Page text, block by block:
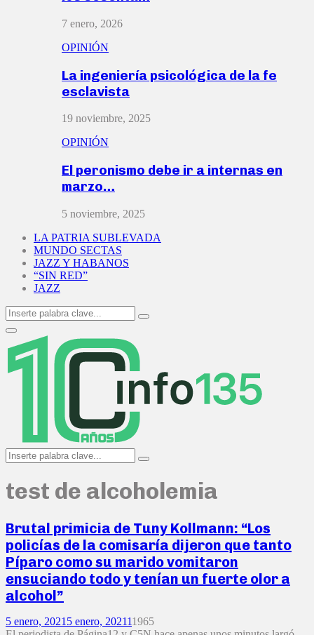
7 enero, 2026
OPINIÓN
La ingeniería psicológica de la fe
esclavista
19 noviembre, 2025
OPINIÓN
El peronismo debe ir a internas en
marzo…
5 noviembre, 2025
LA PATRIA SUBLEVADA
MUNDO SECTAS
JAZZ Y HABANOS
“SIN RED”
JAZZ
Search
for:
Search
Primary
Menu
Search
for:
Search
test de alcoholemia
Brutal primicia de Tuny Kollmann: “Los
policías de la comisaría dijeron que tanto
Píparo como su marido vomitaron
ensuciando todo y tenían un fuerte olor a
alcohol”
5 enero, 2021 5 enero, 202111965